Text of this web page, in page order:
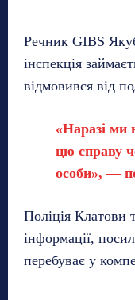
Речник GIBS
інспекція
відмовився від
«Наразі ми
цю справу
особи», —
Поліція Клатови
інформації,
перебуває у